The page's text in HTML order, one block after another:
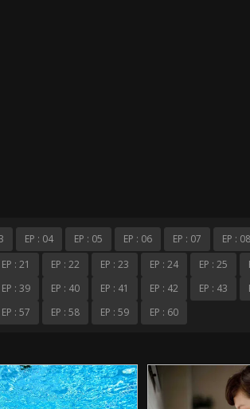
EP : 04 EP : 05 EP : 06 EP : 07 EP : 08
EP : 21 EP : 22 EP : 23 EP : 24 EP : 25
EP : 39 EP : 40 EP : 41 EP : 42 EP : 43
EP : 57 EP : 58 EP : 59 EP : 60